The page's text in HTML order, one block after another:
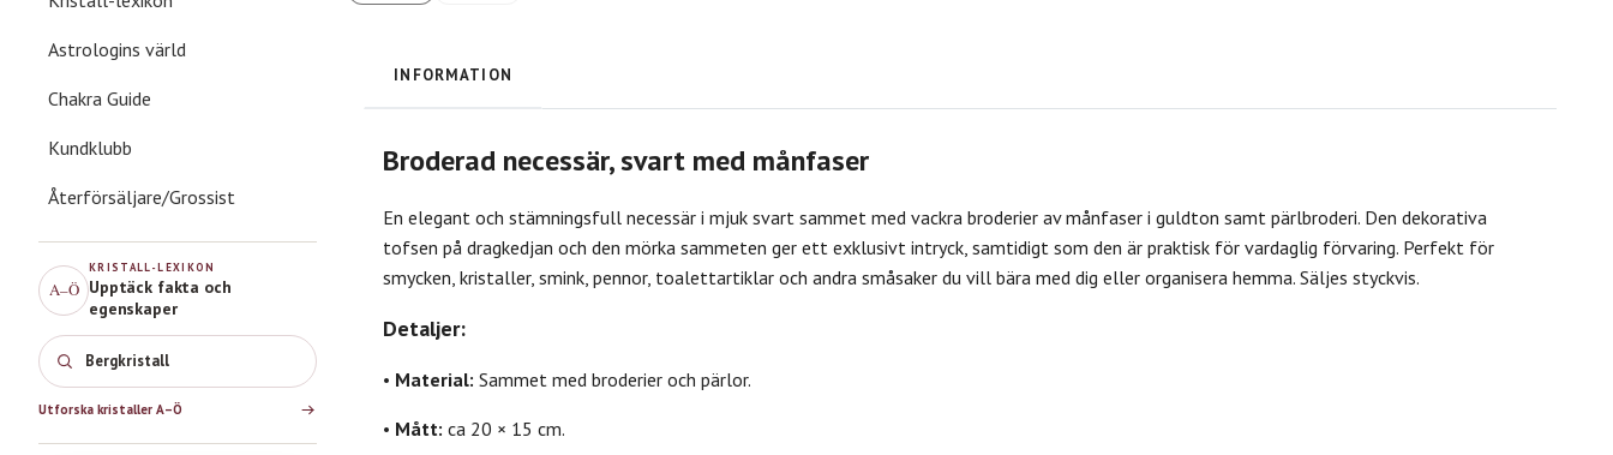
Astrologins värld
Chakra Guide
Kundklubb
Återförsäljare/Grossist
A–Ö
KRISTALL-LEXIKON
Upptäck fakta och
egenskaper
Bergkristall
Utforska kristaller A–Ö
INFORMATION
Broderad necessär, svart med månfaser
En elegant och stämningsfull necessär i mjuk svart sammet med vackra broderier av månfaser i guldton samt pärlbroderi. Den dekorativa
tofsen på dragkedjan och den mörka sammeten ger ett exklusivt intryck, samtidigt som den är praktisk för vardaglig förvaring. Perfekt för
smycken, kristaller, smink, pennor, toalettartiklar och andra småsaker du vill bära med dig eller organisera hemma. Säljes styckvis.
Detaljer:
• Material: Sammet med broderier och pärlor.
• Mått: ca 20 × 15 cm.